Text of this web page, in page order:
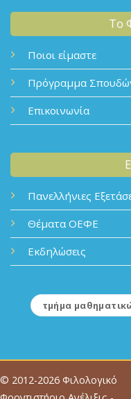
Το
Ποιοι είμαστε
Πρόγραμμα
Επικοινωνία
Πανελλήνιες
Θέματα ΟΕΦΕ
Εκδηλώσεις
τμήμα
© 2012-2026 Φιλολογικό